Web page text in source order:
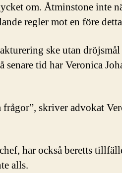
om. Åtminstone inte
regler mot en före
ske utan
tid har Veronica
frågor”, skriver advokat
har också beretts
alls.